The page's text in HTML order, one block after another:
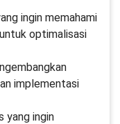
ingin memahami
optimalisasi
implementasi
yang ingin